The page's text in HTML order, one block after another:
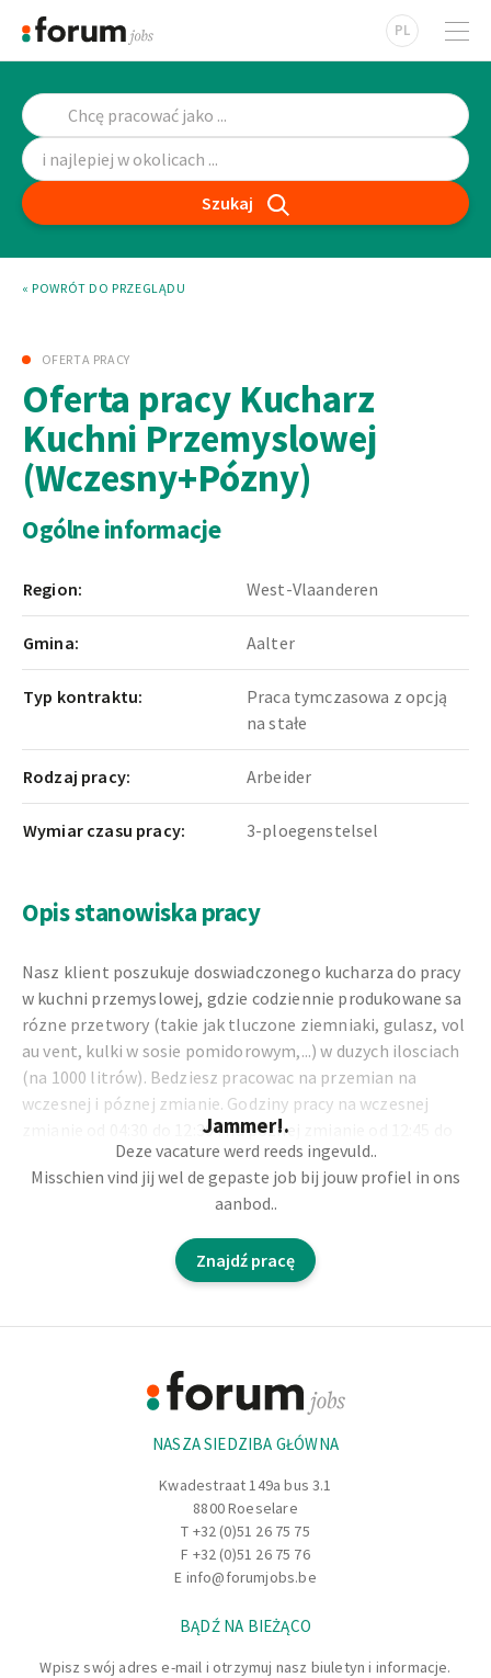
PL
Szukaj
« POWRÓT DO PRZEGLĄDU
OFERTA PRACY
Oferta pracy Kucharz
Kuchni Przemyslowej
(Wczesny+Pózny)
Ogólne informacje
Region: West-Vlaanderen
Gmina: Aalter
Typ kontraktu:
Praca tymczasowa z opcją
na stałe
Rodzaj pracy: Arbeider
Wymiar czasu pracy: 3-ploegenstelsel
Opis stanowiska pracy
Nasz klient poszukuje doswiadczonego kucharza do pracy
w kuchni przemyslowej, gdzie codziennie produkowane sa
rózne przetwory (takie jak tluczone ziemniaki, gulasz, vol
au vent, kulki w sosie pomidorowym,...) w duzych ilosciach
(na 1000 litrów). Bedziesz pracowac na przemian na
wczesnej i póznej zmianie. Godziny pracy na wczesnej
zmianie od 04:30 do 12:30 i na póznej zmianie od 12:45 do
Wraz z kolegami bedziesz odpowiedzialny za
przygotowanie wszystkich naszych dan i goracych sosów
przygotowan oraz wprowadzanie korekt w razie potrzeby;
Zapewnienie dobrej komunikacji i dzialan nastepczych z
kolegami odpowiedzialnymi za pakowanie tych potraw;
Bezpieczenstwo ma ogromne znaczenie dla wszystkich
odpowiednich przepisów!
Jammer!.
Deze vacature werd reeds ingevuld..
Misschien vind jij wel de gepaste job bij jouw profiel in ons
aanbod..
Znajdź pracę
NASZA SIEDZIBA GŁÓWNA
Kwadestraat 149a bus 3.1
8800 Roeselare
T +32 (0)51 26 75 75
F +32 (0)51 26 75 76
E info@forumjobs.be
BĄDŹ NA BIEŻĄCO
Wpisz swój adres e-mail i otrzymuj nasz biuletyn i informacje.